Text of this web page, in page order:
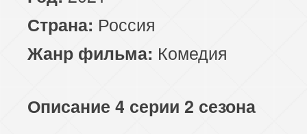
Страна: Россия
Жанр фильма: Комедия
Описание 4 серии 2 сезона